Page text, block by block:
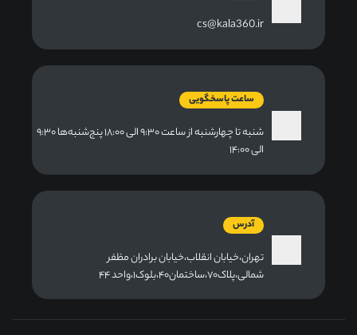
cs@kala360.ir
ساعت پاسخگویی
شنبه تا چهارشنبه از ساعت ۹:۳۰ الی ۱۸:۰۰ پنج‌شنبه‌ها ۹:۳۰
الی ۱۴:۰۰
آدرس
تهران،خیابان انقلاب،خیابان برادران مظفر
شمالی،پلاک۷۰،ساختمان۴۰،بلوک۱،واحد ۴۴